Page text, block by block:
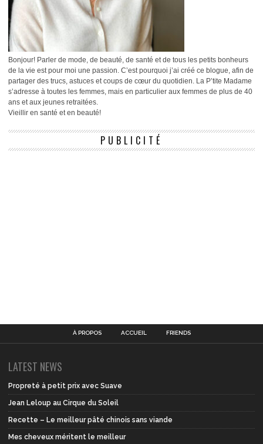
Bonjour! Parler de mode, de beauté, de santé et de tous les petits bonheurs
de la vie est pour moi une passion. C’est pourquoi j’ai créé ce blogue, afin de
partager des trucs, astuces et coups de cœur du quotidien. La P’tite Madame
s’adresse à toutes les femmes, mais en particulier aux femmes de plus de 40
ans et aux jeunes retraitées.
Vieillir en santé et en beauté!
PUBLICITÉ
À PROPOS ACCUEIL FRIENDS
LATEST NEWS
Propreté à petit prix avec Suave
Jean Leloup au Cirque du Soleil
Recette – Le meilleur pâté chinois sans viande
Mes cheveux méritent le meilleur